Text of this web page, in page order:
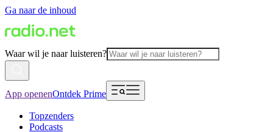
Ga naar de inhoud
Waar wil je naar luisteren?
App openenOntdek Prime
Topzenders
Podcasts